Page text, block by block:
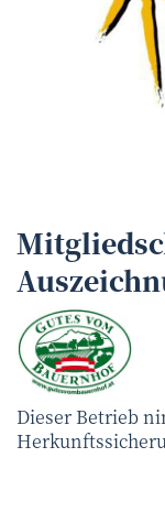
Dieser Betrieb